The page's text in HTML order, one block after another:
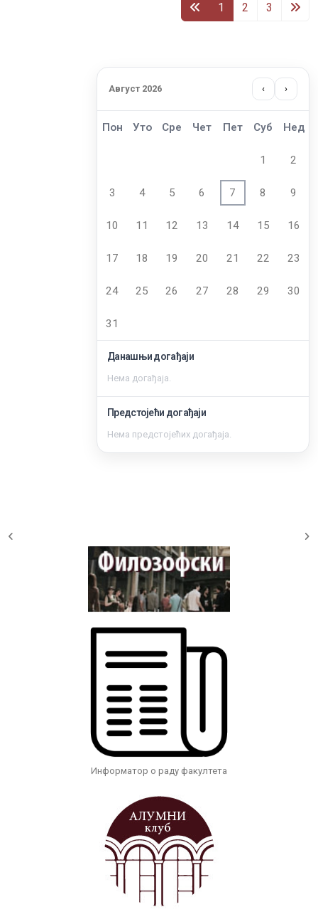
1 2 3
Август 2026 ‹ ›
Пон Уто Сре Чет Пет Суб Нед
1 2
3 4 5 6 7 8 9
10 11 12 13 14 15 16
17 18 19 20 21 22 23
24 25 26 27 28 29 30
31
Данашњи догађаји
Нема догађаја.
Предстојећи догађаји
Нема предстојећих догађаја.
Информатор о раду факултета